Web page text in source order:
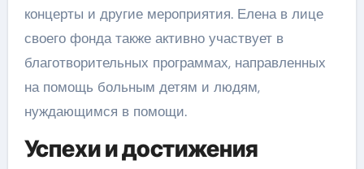
концерты и другие мероприятия. Елена в лице
своего фонда также активно участвует в
благотворительных программах, направленных
на помощь больным детям и людям,
нуждающимся в помощи.
Успехи и достижения